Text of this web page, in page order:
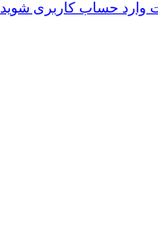
وارد حساب کاربری شوید